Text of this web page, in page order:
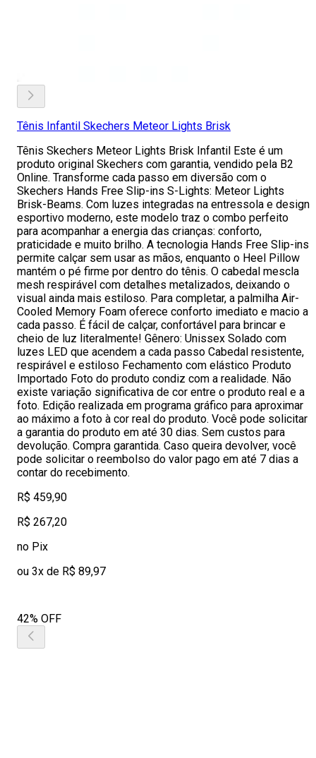
Tênis Infantil Skechers Meteor Lights Brisk
Tênis Skechers Meteor Lights Brisk Infantil Este é um
produto original Skechers com garantia, vendido pela B2
Online. Transforme cada passo em diversão com o
Skechers Hands Free Slip-ins S-Lights: Meteor Lights
Brisk-Beams. Com luzes integradas na entressola e design
esportivo moderno, este modelo traz o combo perfeito
para acompanhar a energia das crianças: conforto,
praticidade e muito brilho. A tecnologia Hands Free Slip-ins
permite calçar sem usar as mãos, enquanto o Heel Pillow
mantém o pé firme por dentro do tênis. O cabedal mescla
mesh respirável com detalhes metalizados, deixando o
visual ainda mais estiloso. Para completar, a palmilha Air-
Cooled Memory Foam oferece conforto imediato e macio a
cada passo. É fácil de calçar, confortável para brincar e
cheio de luz literalmente! Gênero: Unissex Solado com
luzes LED que acendem a cada passo Cabedal resistente,
respirável e estiloso Fechamento com elástico Produto
Importado Foto do produto condiz com a realidade. Não
existe variação significativa de cor entre o produto real e a
foto. Edição realizada em programa gráfico para aproximar
ao máximo a foto à cor real do produto. Você pode solicitar
a garantia do produto em até 30 dias. Sem custos para
devolução. Compra garantida. Caso queira devolver, você
pode solicitar o reembolso do valor pago em até 7 dias a
contar do recebimento.
R$ 459,90
R$ 267,20
no Pix
ou 3x de R$ 89,97
42% OFF